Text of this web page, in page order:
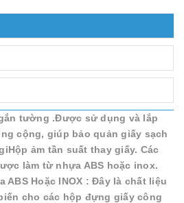
tường .Được sử dụng và lắp
cộng, giúp bảo quản giấy sạch
ảm tần suất thay giấy. Các
làm từ nhựa ABS hoặc inox.
ABS Hoặc INOX : Đây là chất liệu
cho các hộp đựng giấy công